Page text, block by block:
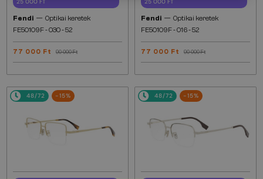
Fendi — Optikai keretek
FE50109F - 030 - 52
77 000 Ft 90 000 Ft
Fendi — Optikai keretek
FE50109F - 016 - 52
77 000 Ft 90 000 Ft
48/72 -15% 48/72 -15%